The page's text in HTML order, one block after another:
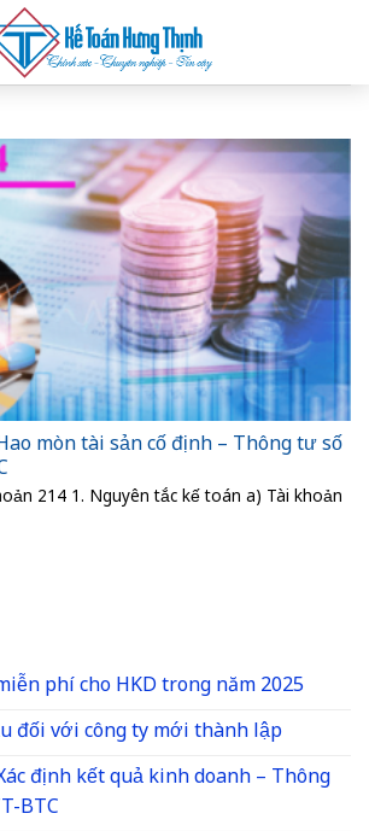
mòn tài sản cố định – Thông tư số
214 1. Nguyên tắc kế toán a) Tài khoản
phí cho HKD trong năm 2025
đối với công ty mới thành lập
định kết quả kinh doanh – Thông
BTC